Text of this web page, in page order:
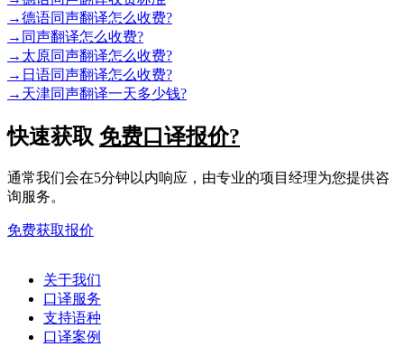
→德语同声翻译怎么收费?
→ 同声翻译怎么收费?
→ 太原同声翻译怎么收费?
→ 日语同声翻译怎么收费?
→ 天津同声翻译一天多少钱?
快速获取 免费口译报价?
通常我们会在5分钟以内响应，由专业的项目经理为您提供咨
询服务。
免费获取报价
关于我们
口译服务
支持语种
口译案例